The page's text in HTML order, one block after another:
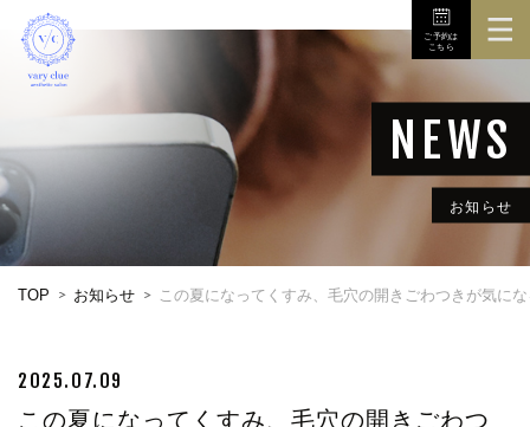
3Dボディスキャナ
店舗
ご予約は
こちら
お知らせ
TOP お知らせ この夏になってくすみ、毛穴の開きごわつきが気に
2025.07.09
この夏になってくすみ、毛穴の開きごわつ